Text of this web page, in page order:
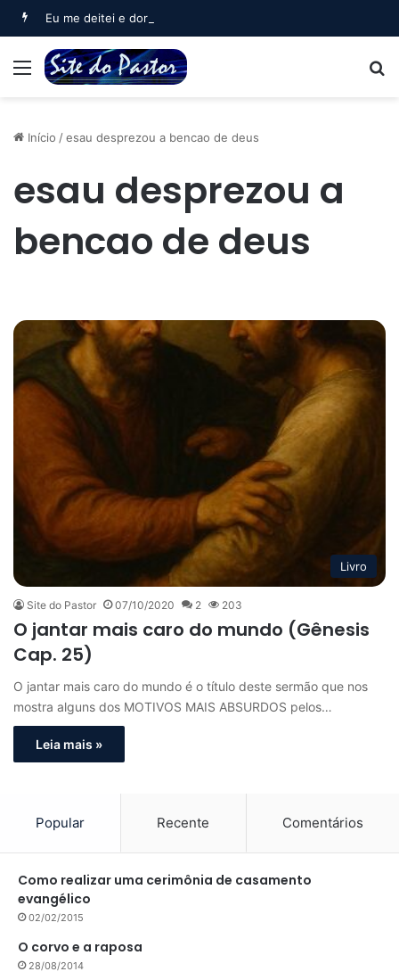
Eu me deitei e dormi (Salmo 3)
Menu
Início /esau desprezou a bencao de deus
esau desprezou a
bencao de deus
Livro
Site do Pastor 07/10/2020 2 203
O jantar mais caro do mundo (Gênesis
Cap. 25)
O jantar mais caro do mundo é o título deste sermão que nos
mostra alguns dos MOTIVOS MAIS ABSURDOS pelos…
Leia mais »
Popular Recente Comentários
Como realizar uma cerimônia de casamento
evangélico
02/02/2015
O corvo e a raposa
28/08/2014